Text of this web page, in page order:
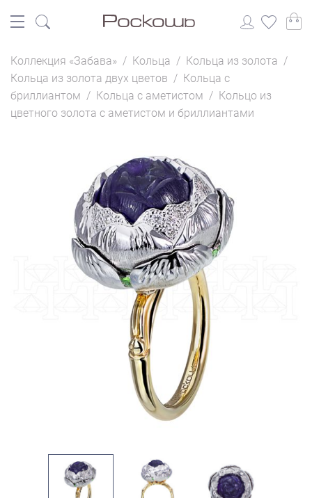
Коллекция «Забава» / Кольца / Кольца из золота /
Кольца из золота двух цветов / Кольца с
бриллиантом / Кольца с аметистом / Кольцо из
цветного золота с аметистом и бриллиантами